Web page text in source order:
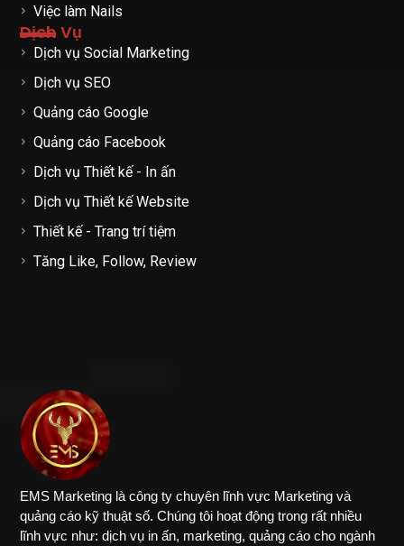
EMS Marketing là công ty chuyên lĩnh vực Marketing và
quảng cáo kỹ thuật số. Chúng tôi hoạt động trong rất nhiều
lĩnh vực như: dịch vụ in ấn, marketing, quảng cáo cho ngành
Việc làm Nails
Dịch Vụ
Dịch vụ Social Marketing
Dịch vụ SEO
Quảng cáo Google
Quảng cáo Facebook
Dịch vụ Thiết kế - In ấn
Dịch vụ Thiết kế Website
Thiết kế - Trang trí tiệm
Tăng Like, Follow, Review